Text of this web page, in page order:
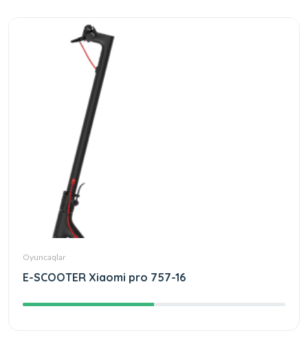
Oyuncaqlar
E-SCOOTER Xiaomi pro 757-16